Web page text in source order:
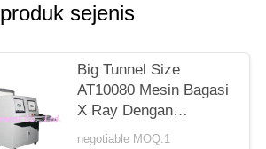
produk sejenis
Big Tunnel Size
AT10080 Mesin Bagasi
X Ray Dengan
Performa Tinggi
negotiable MOQ:1